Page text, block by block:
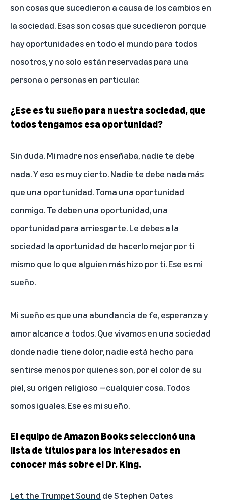
son cosas que sucedieron a causa de los cambios en
la sociedad. Esas son cosas que sucedieron porque
hay oportunidades en todo el mundo para todos
nosotros, y no solo están reservadas para una
persona o personas en particular.
¿Ese es tu sueño para nuestra sociedad, que
todos tengamos esa oportunidad?
Sin duda. Mi madre nos enseñaba, nadie te debe
nada. Y eso es muy cierto. Nadie te debe nada más
que una oportunidad. Toma una oportunidad
conmigo. Te deben una oportunidad, una
oportunidad para arriesgarte. Le debes a la
sociedad la oportunidad de hacerlo mejor por ti
mismo que lo que alguien más hizo por ti. Ese es mi
sueño.
Mi sueño es que una abundancia de fe, esperanza y
amor alcance a todos. Que vivamos en una sociedad
donde nadie tiene dolor, nadie está hecho para
sentirse menos por quienes son, por el color de su
piel, su origen religioso —cualquier cosa. Todos
somos iguales. Ese es mi sueño.
El equipo de Amazon Books seleccionó una
lista de títulos para los interesados en
conocer más sobre el Dr. King.
Let the Trumpet Sound de Stephen Oates